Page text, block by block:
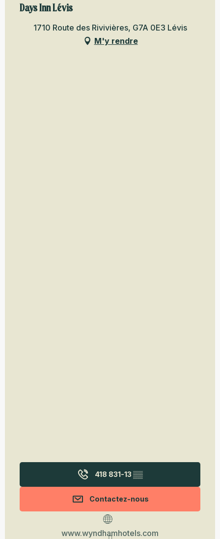
Days Inn Lévis
1710 Route des Rivivières, G7A 0E3 Lévis
M'y rendre
418 831-13 ▒▒
Contactez-nous
www.wyndhamhotels.com